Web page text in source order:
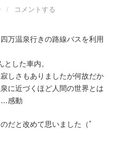
/ コメントする
万温泉行きの路線バスを利用
した車内。
しさもありましたが何故だか
に近づくほど人間の世界とは
…感動
だと改めて思いました（ﾟ